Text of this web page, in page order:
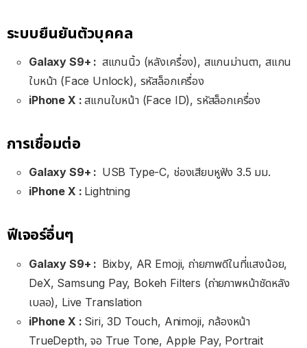
ระบบยืนยันตัวบุคคล
Galaxy S9+ : สแกนนิ้ว (หลังเครื่อง), สแกนม่านตา, สแกน
ใบหน้า (Face Unlock), รหัสล็อกเครื่อง
iPhone X :สแกนใบหน้า (Face ID), รหัสล็อกเครื่อง
การเชื่อมต่อ
Galaxy S9+ : USB Type-C, ช่องเสียบหูฟัง 3.5 มม.
iPhone X : Lightning
ฟีเจอร์อื่นๆ
Galaxy S9+ : Bixby, AR Emoji, ถ่ายภาพดีในที่แสงน้อย,
DeX, Samsung Pay, Bokeh Filters (ถ่ายภาพหน้าชัดหลัง
เบลอ), Live Translation
iPhone X : Siri, 3D Touch, Animoji, กล้องหน้า
TrueDepth, จอ True Tone, Apple Pay, Portrait